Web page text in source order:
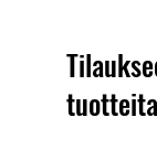
tuotteita